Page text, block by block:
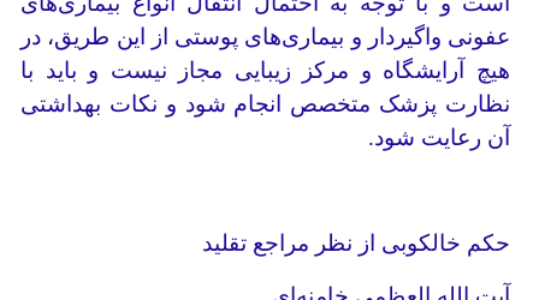
عفونی واگیردار و بیماری‌های پوستی از این طریق، در
هیچ آرایشگاه و مرکز زیبایی مجاز نیست و باید با
نظارت پزشک متخصص انجام شود و نکات بهداشتی
آن رعایت شود.
حکم خالکوبی از نظر مراجع تقلید